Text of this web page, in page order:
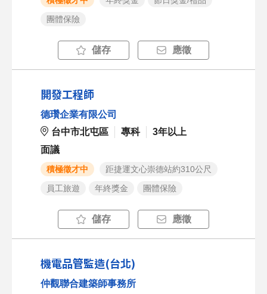
團體保險
儲存 應徵
開發工程師
德瓚企業有限公司
台中市北屯區
專科
3年以上
面議
積極徵才中
距捷運文心崇德站約310公尺
員工旅遊
年終獎金 團體保險
儲存 應徵
機電品管監造(台北)
仲觀聯合建築師事務所